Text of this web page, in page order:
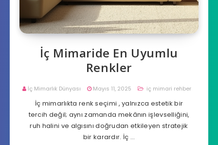
İç Mimaride En Uyumlu
Renkler
İç Mimarlık Dünyası Mayıs 11, 2025 iç mimari rehber
İç mimarlıkta renk seçimi , yalnızca estetik bir
tercih değil; aynı zamanda mekânın işlevselliğini,
ruh halini ve algısını doğrudan etkileyen stratejik
bir karardır. İç …